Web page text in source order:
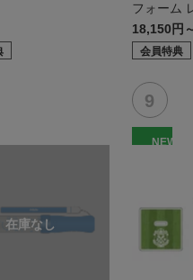
フォーム
モデル
18,150円
会員特典
NEW